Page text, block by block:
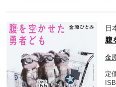
日
腹
金
定